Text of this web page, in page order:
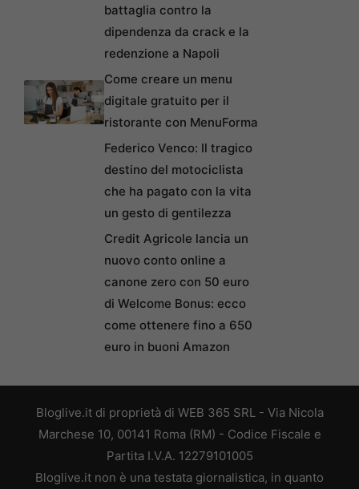
battaglia contro la
dipendenza da crack e la
redenzione a Napoli
Come creare un menu
digitale gratuito per il
ristorante con MenuForma
Federico Venco: Il tragico
destino del motociclista
che ha pagato con la vita
un gesto di gentilezza
Credit Agricole lancia un
nuovo conto online a
canone zero con 50 euro
di Welcome Bonus: ecco
come ottenere fino a 650
euro in buoni Amazon
Bloglive.it di proprietà di WEB 365 SRL - Via Nicola
Marchese 10, 00141 Roma (RM) - Codice Fiscale e
Partita I.V.A. 12279101005
Bloglive.it non è una testata giornalistica, in quanto